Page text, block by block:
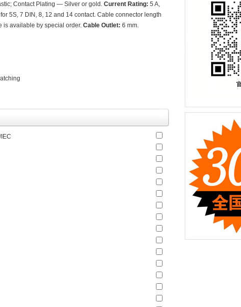
Contact Plating — Silver or gold. Current Rating: 5 A,
5S, 7 DIN, 8, 12 and 14 contact. Cable connector length
is available by special order. Cable Outlet: 6 mm.